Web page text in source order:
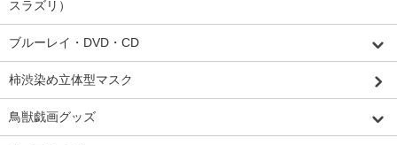
スラズリ）
ブルーレイ・DVD・CD
柿渋染め立体型マスク
鳥獣戯画グッズ